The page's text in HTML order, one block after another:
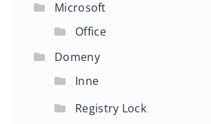
Microsoft
Office
Domeny
Inne
Registry Lock